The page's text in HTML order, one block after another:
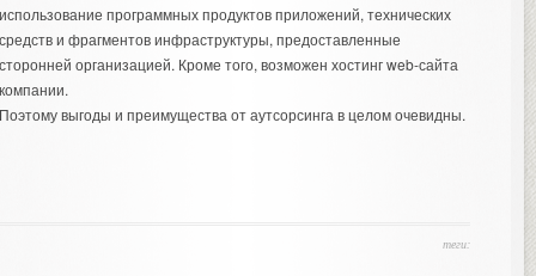
программных продуктов приложений, технических
и фрагментов инфраструктуры, предоставленные
организацией. Кроме того, возможен хостинг web-сайта
выгоды и преимущества от аутсорсинга в целом очевидны.
теги: